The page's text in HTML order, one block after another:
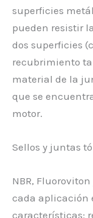
superficies
pueden resistir
dos superficies
recubrimiento
material de la
que se
motor.
Sellos y juntas
NBR,
cada aplicación
características: